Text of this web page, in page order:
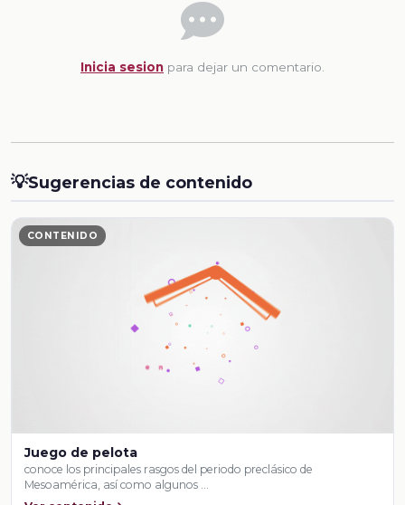
Inicia sesion para dejar un comentario.
💡Sugerencias de contenido
CONTENIDO
Juego de pelota
conoce los principales rasgos del periodo preclásico de
Mesoamérica, así como algunos …